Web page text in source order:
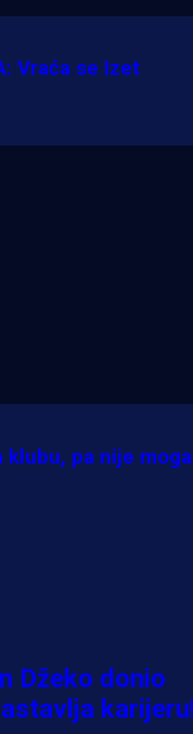
Vraća se Izet
klubu, pa nije
Džeko donio